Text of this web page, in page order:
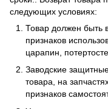
следующих условиях:
Товар должен быть
признаков
царапин,
Заводские
товара, на
признаков